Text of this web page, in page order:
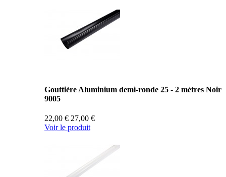
Gouttière Aluminium demi-ronde 25 - 2 mètres Noir
9005
22,00 € 27,00 €
Voir le produit